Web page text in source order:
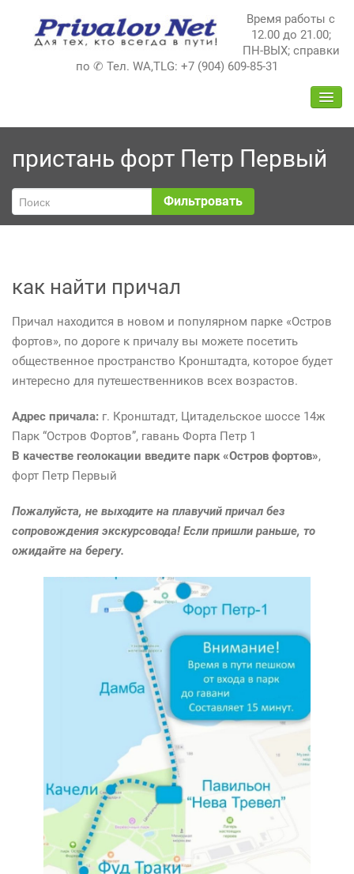
содержимому
Время работы с
12.00 до 21.00;
ПН-ВЫХ; справки
по ✆ Тел. WA,TLG: +7 (904) 609-85-31
пристань форт Петр Первый
Фильтровать
как найти причал
Причал находится в новом и популярном парке «Остров
фортов», по дороге к причалу вы можете посетить
общественное пространство Кронштадта, которое будет
интересно для путешественников всех возрастов.
Адрес причала: г. Кронштадт, Цитадельское шоссе 14ж
Парк “Остров Фортов”, гавань Форта Петр 1
В качестве геолокации введите парк «Остров фортов»,
форт Петр Первый
Пожалуйста, не выходите на плавучий причал без
сопровождения экскурсовода! Если пришли раньше, то
ожидайте на берегу.